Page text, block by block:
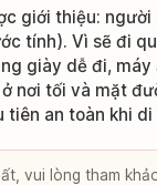
giới thiệu:
tính). Vì sẽ đi
giày dễ đi, máy
nơi tối và mặt
tiên an toàn khi di
vui lòng tham